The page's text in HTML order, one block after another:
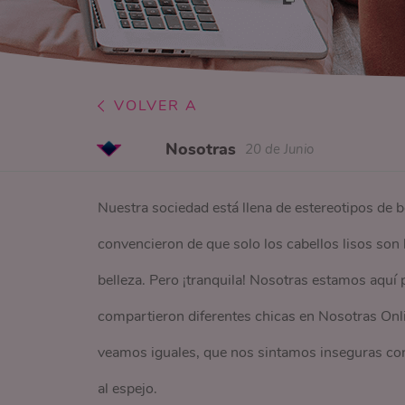
VOLVER A
Nosotras 20 de Junio
Nuestra sociedad está llena de estereotipos de
convencieron de que solo los cabellos lisos
belleza. Pero ¡tranquila! Nosotras estamos
compartieron diferentes chicas en Nosotras
veamos iguales, que nos sintamos inseguras
al espejo.